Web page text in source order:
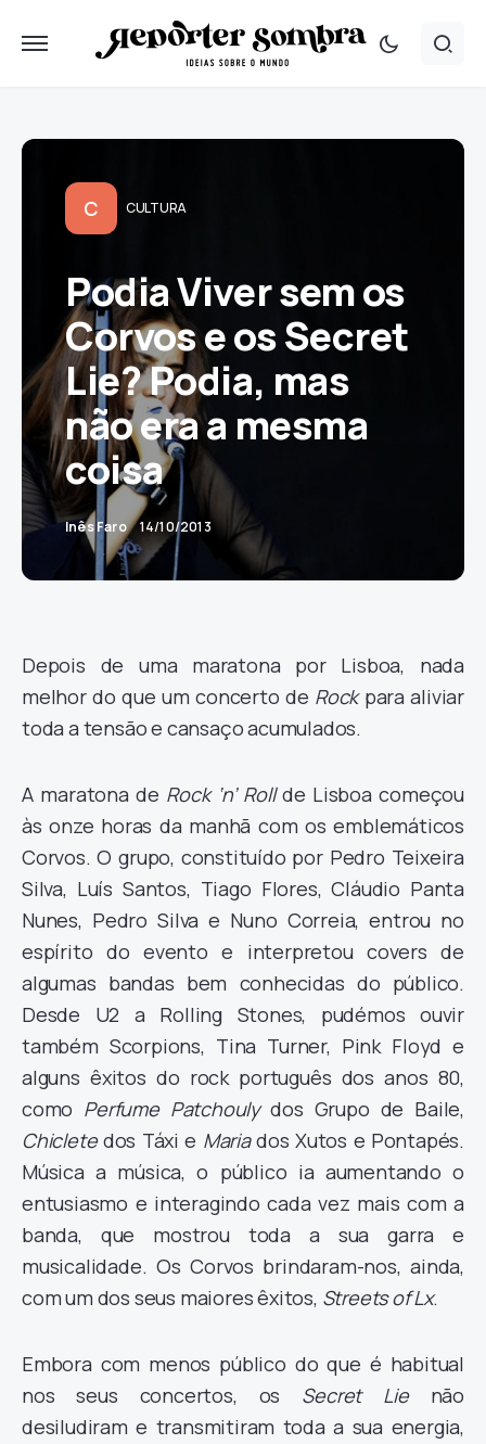
C CULTURA
Podia Viver sem os
Corvos e os Secret
Lie? Podia, mas
não era a mesma
coisa
Inês Faro 14/10/2013
Depois de uma maratona por Lisboa, nada
melhor do que um concerto de Rockpara aliviar
toda a tensão e cansaço acumulados.
A maratona de Rock ‘n’ Rollde Lisboa começou
às onze horas da manhã com os emblemáticos
Corvos. O grupo, constituído por Pedro Teixeira
Silva, Luís Santos, Tiago Flores, Cláudio Panta
Nunes, Pedro Silva e Nuno Correia, entrou no
espírito do evento e interpretou covers de
algumas bandas bem conhecidas do público.
Desde U2 a Rolling Stones, pudémos ouvir
também Scorpions, Tina Turner, Pink Floyd e
alguns êxitos do rock português dos anos 80,
como Perfume Patchoulydos Grupo de Baile,
Chicletedos Táxi e Mariados Xutos e Pontapés.
Música a música, o público ia aumentando o
entusiasmo e interagindo cada vez mais com a
banda, que mostrou toda a sua garra e
musicalidade. Os Corvos brindaram-nos, ainda,
com um dos seus maiores êxitos, Streets of Lx.
Embora com menos público do que é habitual
nos seus concertos, os Secret Lienão
desiludiram e transmitiram toda a sua energia,